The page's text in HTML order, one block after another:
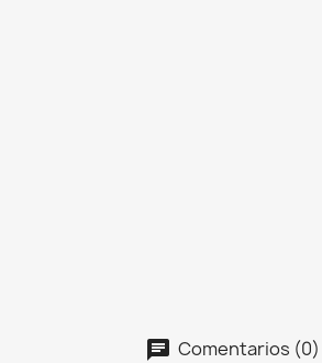
Comentarios (0)